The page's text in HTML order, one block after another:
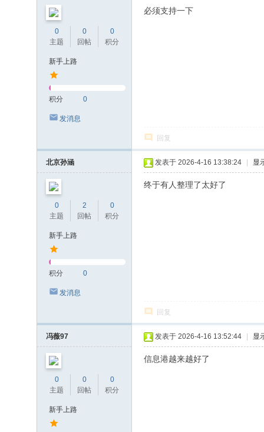
0
主题
0
回帖
0
积分
新手上路
积分 0
发消息
必须支持一下
回复
北京孙涵
0
主题
2
回帖
0
积分
新手上路
积分 0
发消息
发表于 2026-4-16 13:38:24 显
终于有人整理了太好了
回复
冯薇97
0
主题
0
回帖
0
积分
新手上路
发表于 2026-4-16 13:52:44 显
信息港越来越好了